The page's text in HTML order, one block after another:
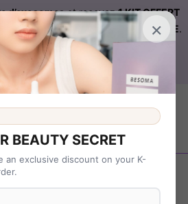
d’exosomeset recevez1 KIT OFFERT
votre commande sur FILLERCOSME.
KBEAUTYdès 899 € d’achat. Code :
B37NS7T9
×
BEAUTY SECRET
an exclusive discount on your K-